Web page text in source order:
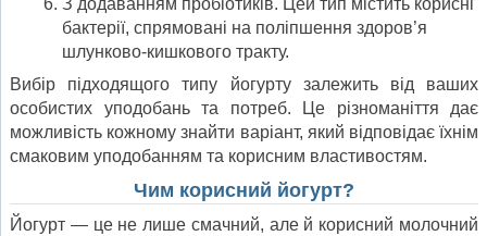
З додаванням пробіотиків. Цей тип містить корисні
бактерії, спрямовані на поліпшення здоров’я
шлунково-кишкового тракту.
Вибір підходящого типу йогурту залежить від ваших
особистих уподобань та потреб. Це різноманіття дає
можливість кожному знайти варіант, який відповідає їхнім
смаковим уподобанням та корисним властивостям.
Чим корисний йогурт?
Йогурт — це не лише смачний, але й корисний молочний